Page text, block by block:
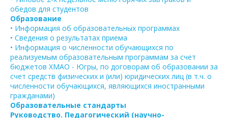
обедов для студентов
Образование
• Информация об образовательных программах
• Сведения о результатах приема
• Информация о численности обучающихся по
реализуемым образовательным программам за счет
бюджетов ХМАО - Югры, по договорам об образовании за
счет средств физических и (или) юридических лиц (в т.ч. о
численности обучающихся, являющихся иностранными
гражданами)
Образовательные стандарты
Руководство. Педагогический (научно-